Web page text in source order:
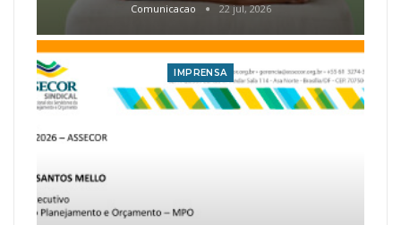
Comunicacao 22 jul, 2026
IMPRENSA